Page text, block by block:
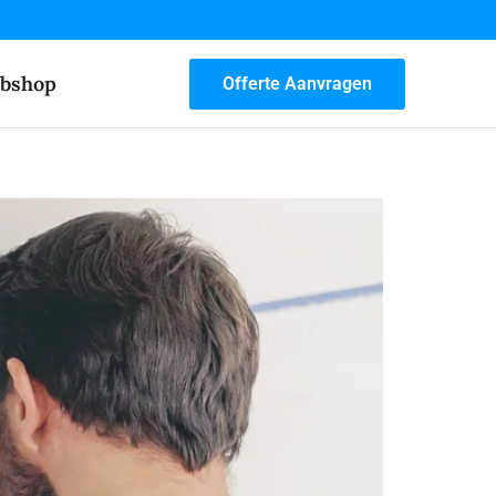
Offerte Aanvragen